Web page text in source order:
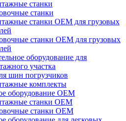
станки
станки
станки ОЕМ для грузовых
станки ОЕМ для грузовых
оборудование для
участка
шин погрузчиков
комплекты
оборудование ОЕМ
станки ОЕМ
станки ОЕМ